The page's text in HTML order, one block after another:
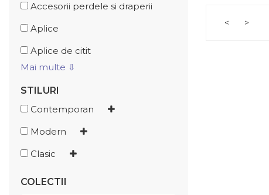
Accesorii perdele si draperii
Aplice
Aplice de citit
Mai multe ⇩
STILURI
Contemporan
Modern
Clasic
COLECTII
< >